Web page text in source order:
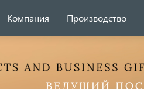
Компания Производство